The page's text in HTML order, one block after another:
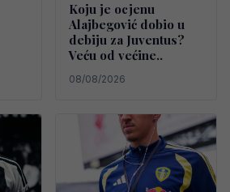
Koju je ocjenu
Alajbegović dobio u
debiju za Juventus?
Veću od većine..
08/08/2026